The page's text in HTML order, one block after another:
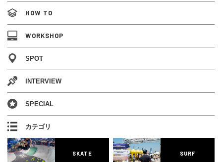
HOW TO
WORKSHOP
SPOT
INTERVIEW
SPECIAL
カテゴリ
SKATE SURF